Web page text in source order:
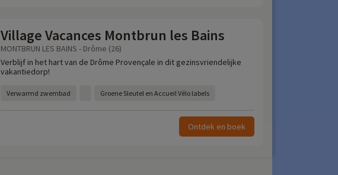
Village Vacances Montbrun les Bains
MONTBRUN LES BAINS - Drôme (26)
Verblijf in het hart van de Drôme Provençale in dit gezinsvriendelijke
vakantiedorp!
Verwarmd zwembad Groene Sleutel en Accueil Vélo labels
Ontdek en boek